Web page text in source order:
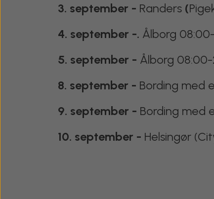
3. september - Randers (
4. september -. Ålborg
5. september - Ålborg
8. september - Bording med
9. september - Bording med
10. september - Helsingør